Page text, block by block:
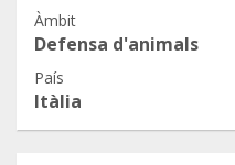
Àmbit
Defensa d'animals
País
Itàlia